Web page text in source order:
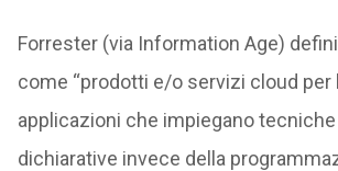
Forrester (via Information Age)
come “prodotti e/o servizi cloud per
applicazioni che impiegano
dichiarative invece della